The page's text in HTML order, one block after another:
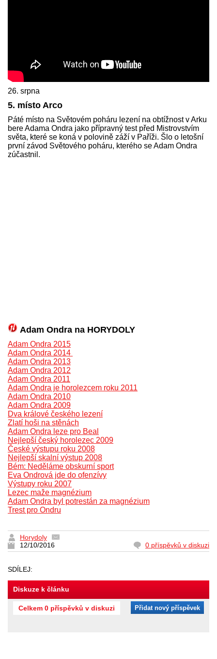
26. srpna
5. místo Arco
Páté místo na Světovém poháru lezení na obtížnost v Arku
bere Adama Ondra jako přípravný test před Mistrovstvím
světa, které se koná v polovině záží v Paříži. Šlo o letošní
první závod Světového poháru, kterého se Adam Ondra
zúčastnil.
Adam Ondra na HORYDOLY
Adam Ondra 2015
Adam Ondra 2014
Adam Ondra 2013
Adam Ondra 2012
Adam Ondra 2011
Adam Ondra je horolezcem roku 2011
Adam Ondra 2010
Adam Ondra 2009
Dva králové českého lezení
Zlatí hoši na stěnách
Adam Ondra leze pro Beal
Nejlepší český horolezec 2009
České výstupu roku 2008
Nejlepší skalní výstup 2008
Bém: Neděláme obskurní sport
Eva Ondrová jde do ofenzívy
Výstupy roku 2007
Lezec maže magnézium
Adam Ondra byl potrestán za magnézium
Trest pro Ondru
Horydoly
12/10/2016
0 příspěvků v diskuzi
SDÍLEJ:
Diskuze k článku
Celkem 0 příspěvků v diskuzi Přidat nový příspěvek